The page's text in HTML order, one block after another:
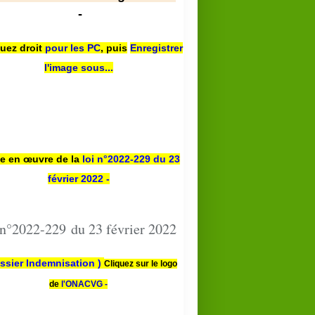
-
droit pour les PC, puis Enregistrer
l'image sous...
en œuvre de la loi n°2022-229 du 23
février 2022 -
229 du 23 février 2022
Indemnisation ) Cliquez sur le logo
de l'ONACVG -